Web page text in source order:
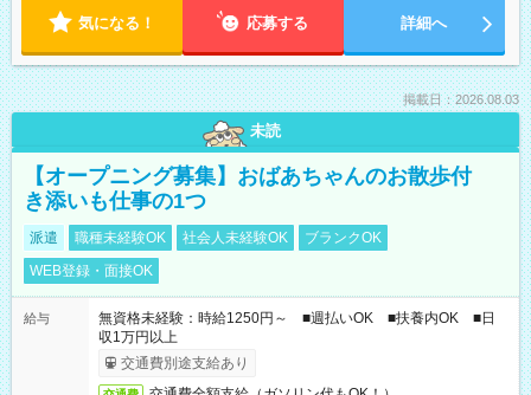
気になる！ 応募する 詳細へ
掲載日：2026.08.03
未読
【オープニング募集】おばあちゃんのお散歩付
き添いも仕事の1つ
派遣 職種未経験OK 社会人未経験OK
ブランクOK
WEB登録・面接OK
給与
無資格未経験：時給1250円～ ■週払いOK ■扶養内OK ■日
収1万円以上
交通費別途支給あり